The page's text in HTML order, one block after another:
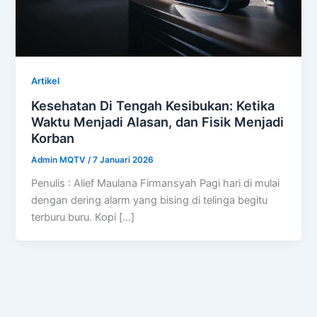
Artikel
Kesehatan Di Tengah Kesibukan: Ketika
Waktu Menjadi Alasan, dan Fisik Menjadi
Korban
Admin MQTV /7 Januari 2026
Penulis : Alief Maulana Firmansyah Pagi hari di mulai
dengan dering alarm yang bising di telinga begitu
terburu buru. Kopi […]